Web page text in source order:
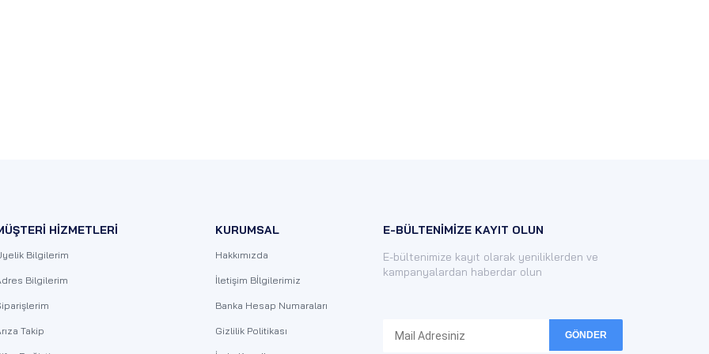
HİZMETLERİ
Bilgilerim
Bilgilerim
Takip
KURUMSAL
Hakkımızda
İletişim Bİlgilerimiz
Banka Hesap Numaraları
Gizlilik Politikası
E-BÜLTENİMİZE KAYIT OLUN
E-bültenimize kayıt olarak yeniliklerden ve
kampanyalardan haberdar olun
GÖNDER